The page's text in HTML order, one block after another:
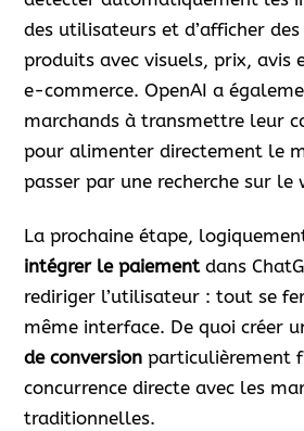
des utilisateurs et d’afficher
produits avec visuels, prix, avis
e-commerce. OpenAI a
marchands à transmettre leur
pour alimenter directement le
passer par une recherche sur le
La prochaine étape,
intégrer le paiementdans
rediriger l’utilisateur : tout se
même interface. De quoi créer
de conversion particulièrement
concurrence directe avec les
traditionnelles.